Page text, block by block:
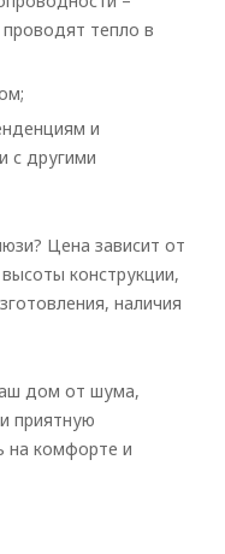
тепло в
и
с другими
Цена зависит от
конструкции,
наличия
дом от шума,
приятную
на комфорте и